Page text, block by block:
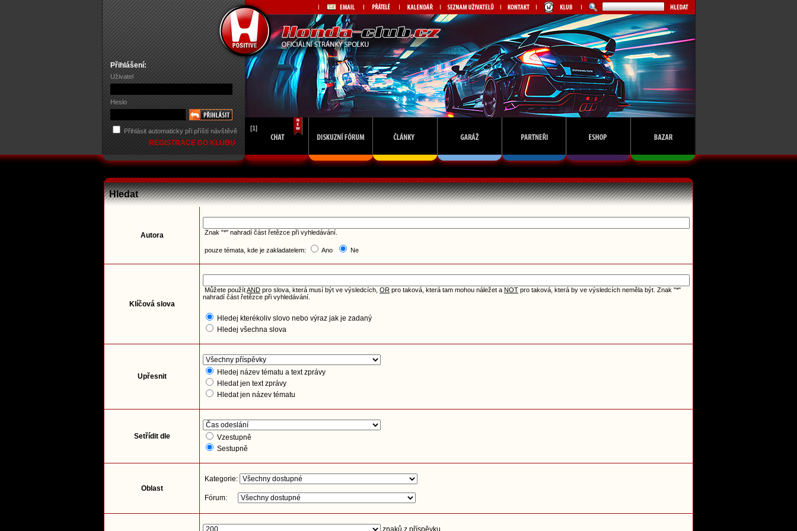
Přihlášení:
Uživatel
Heslo
Přihlásit automaticky při příští návštěvě
REGISTRACE DO KLUBU
[1]
Hledat
Autora Znak "*" nahradí část řetězce při vyhledávání.
pouze témata, kde je zakladatelem: Ano Ne
Klíčová slova
Můžete použítAND pro slova, která musí být ve výsledcích, OR pro taková, která tam mohou náležet a NOT pro taková, která by ve výsledcích neměla být. Znak "*"
nahradí část řetězce při vyhledávání.
Hledej kterékoliv slovo nebo výraz jak je zadaný
Hledej všechna slova
Upřesnit
Hledej název tématu a text zprávy
Hledat jen text zprávy
Hledat jen název tématu
Setřídit dle
Vzestupně
Sestupně
Oblast
Kategorie:
Fórum:
znaků z příspěvku